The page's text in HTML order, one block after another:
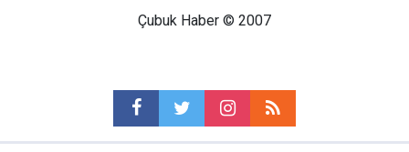
Çubuk Haber © 2007